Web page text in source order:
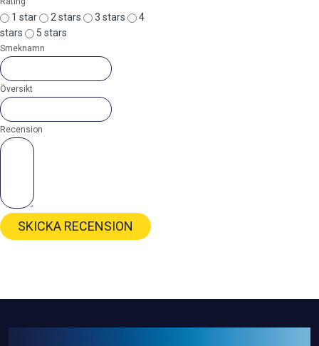
1 star 2 stars 3 stars
4
stars
5 stars
Smeknamn
Översikt
Recension
SKICKA RECENSION